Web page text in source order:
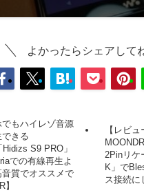
よかったらシェアして
でもハイレゾ音源
できる
Hidizs S9 PRO」
での有線再生よ
音質でオススメで
【レビュ
2Pinリケ
K」で
ス接続に